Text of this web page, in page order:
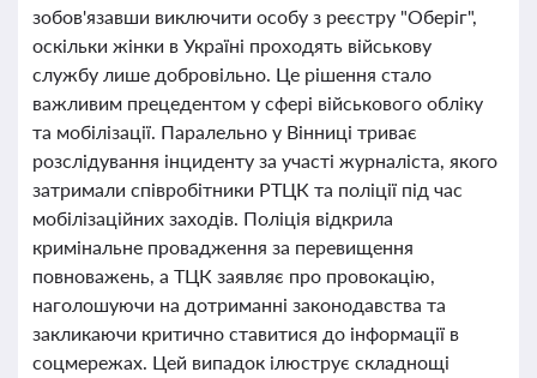
зобов'язавши виключити особу з реєстру "Оберіг",
оскільки жінки в Україні проходять військову
службу лише добровільно. Це рішення стало
важливим прецедентом у сфері військового обліку
та мобілізації. Паралельно у Вінниці триває
розслідування інциденту за участі журналіста, якого
затримали співробітники РТЦК та поліції під час
мобілізаційних заходів. Поліція відкрила
кримінальне провадження за перевищення
повноважень, а ТЦК заявляє про провокацію,
наголошуючи на дотриманні законодавства та
закликаючи критично ставитися до інформації в
соцмережах. Цей випадок ілюструє складнощі